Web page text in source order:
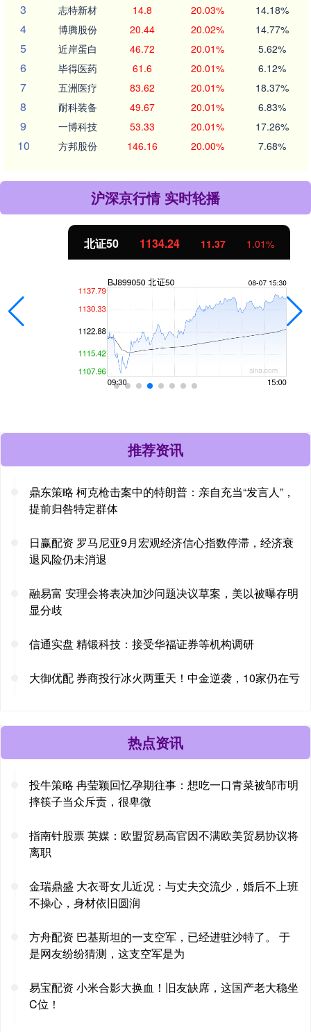
3 志特新材 14.8 20.03% 14.18%
4 博腾股份 20.44 20.02% 14.77%
5 近岸蛋白 46.72 20.01% 5.62%
6 毕得医药 61.6 20.01% 6.12%
7 五洲医疗 83.62 20.01% 18.37%
8 耐科装备 49.67 20.01% 6.83%
9 一博科技 53.33 20.01% 17.26%
10 方邦股份 146.16 20.00% 7.68%
沪深京行情 实时轮播
北证50 1134.24 11.37 1.01%
推荐资讯
鼎东策略 柯克枪击案中的特朗普：亲自充当“发言人”，
提前归咎特定群体
日赢配资 罗马尼亚9月宏观经济信心指数停滞，经济衰
退风险仍未消退
融易富 安理会将表决加沙问题决议草案，美以被曝存明
显分歧
信通实盘 精锻科技：接受华福证券等机构调研
大御优配 券商投行冰火两重天！中金逆袭，10家仍在亏
热点资讯
投牛策略 冉莹颖回忆孕期往事：想吃一口青菜被邹市明
摔筷子当众斥责，很卑微
指南针股票 英媒：欧盟贸易高官因不满欧美贸易协议将
离职
金瑞鼎盛 大衣哥女儿近况：与丈夫交流少，婚后不上班
不操心，身材依旧圆润
方舟配资 巴基斯坦的一支空军，已经进驻沙特了。 于
是网友纷纷猜测，这支空军是为
易宝配资 小米合影大换血！旧友缺席，这国产老大稳坐
C位！